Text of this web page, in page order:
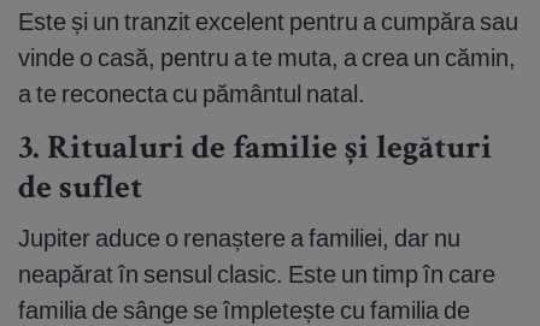
Este și un tranzit excelent pentru a cumpăra sau
vinde o casă, pentru a te muta, a crea un cămin,
a te reconecta cu pământul natal.
3. Ritualuri de familie și legături
de suflet
Jupiter aduce o renaștere a familiei, dar nu
neapărat în sensul clasic. Este un timp în care
familia de sânge se împletește cu familia de